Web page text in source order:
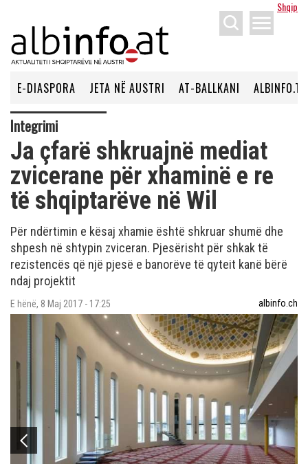
Shqip
menu
E-DIASPORA JETA NË AUSTRI AT-BALLKANI ALBINFO.TV
Integrimi
Ja çfarë shkruajnë mediat
zvicerane për xhaminë e re
të shqiptarëve në Wil
Për ndërtimin e kësaj xhamie është shkruar shumë dhe
shpesh në shtypin zviceran. Pjesërisht për shkak të
rezistencës që një pjesë e banorëve të qyteit kanë bërë
ndaj projektit
E hënë, 8 Maj 2017 - 17:25 albinfo.ch